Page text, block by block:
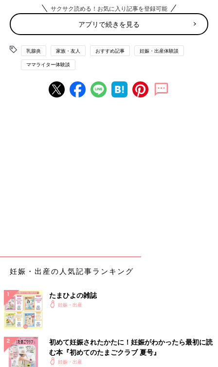
は感じていましたが、実母の事情が許す限り居てほしいと思って
いました。
しかし、夫から「うちの親の顔も立てないと、あとで揉めること
になっても困るから」と、暗に義母が来ることをほのめかされま
した。後から知った話では、実母の滞在を疎ましく感じていた義
実家が、夫をつついて話させていたようでした。夫は長男で、生
まれた子どもは初の内孫。実母は義実家の気持ちを察して、産後
1週間で帰宅していきました。
わざわざ手伝いに来てくれたことへの遠慮と、まずい病院食に耐
とも文句を言うこともせず、おいしく頂いてしまった私。かくし
て、乳腺炎との闘いの火蓋が切られることになったのでした。
産後の手伝いは誰のため？ 義実家都合で打ち切り
に
安産祈願に行った水天宮に、夫と義母と私と赤ちゃんでお宮参り
サクサク読める！お気に入り記事を登録可能
アプリで続きを見る
乳腺炎 家族・友人 おすすめ記事 妊娠・出産体験談
ママライター体験談
妊娠・出産の人気記事ランキング
たまひよの雑誌
妊娠・出産
初めて妊娠されたかたに！妊娠がわかったら最初に読
む本『初めてのたまごクラブ 夏号』
妊娠・出産